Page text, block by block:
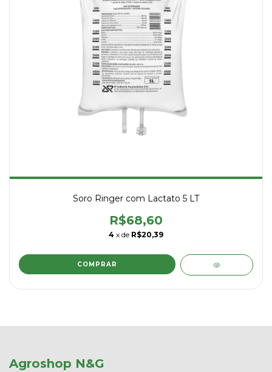
Soro Ringer com Lactato 5 LT
R$68,60
4 x de R$20,39
Agroshop N&G